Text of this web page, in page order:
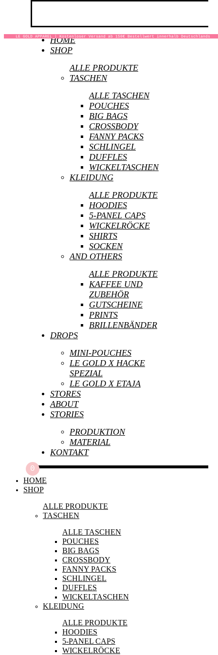
HOME
SHOP
ALLE PRODUKTE
TASCHEN
ALLE TASCHEN
POUCHES
BIG BAGS
CROSSBODY
FANNY PACKS
SCHLINGEL
DUFFLES
WICKELTASCHEN
KLEIDUNG
ALLE PRODUKTE
HOODIES
5-PANEL CAPS
WICKELRÖCKE
SHIRTS
SOCKEN
AND OTHERS
ALLE PRODUKTE
KAFFEE UND
ZUBEHÖR
GUTSCHEINE
PRINTS
BRILLENBÄNDER
DROPS
MINI-POUCHES
LE GOLD X HACKE
SPEZIAL
LE GOLD X ETAJA
STORES
ABOUT
STORIES
PRODUKTION
MATERIAL
KONTAKT
0
HOME
SHOP
ALLE PRODUKTE
TASCHEN
ALLE TASCHEN
POUCHES
BIG BAGS
CROSSBODY
FANNY PACKS
SCHLINGEL
DUFFLES
WICKELTASCHEN
KLEIDUNG
ALLE PRODUKTE
HOODIES
5-PANEL CAPS
WICKELRÖCKE
LE GOLD APPAREL | Kostenloser Versand ab 150€ Bestellwert innerhalb Deutschlands
KONTAKT
LE GOLD, Inh. Lena-Johanna Radtke, Fehrfeld
25, 28203 Bremen
This is custom heading element
und LE GOLD im Bremer Viertel. Neben dem
hauseigenen Sortiment, das wir vor Ort in
unserer Werkstatt in Handarbeit
produzieren, gibt es eine feine Auswahl an
Produkten weiterer kleiner individueller
Labels und Künstler:innen. Schmuckdesign,
Textiles, Interior, ... Eine Kombination
aus Design und Handwerk mit Anspruch an
Öffnungszeiten:
Do + Fr 12 - 18
Sa 11 - 15